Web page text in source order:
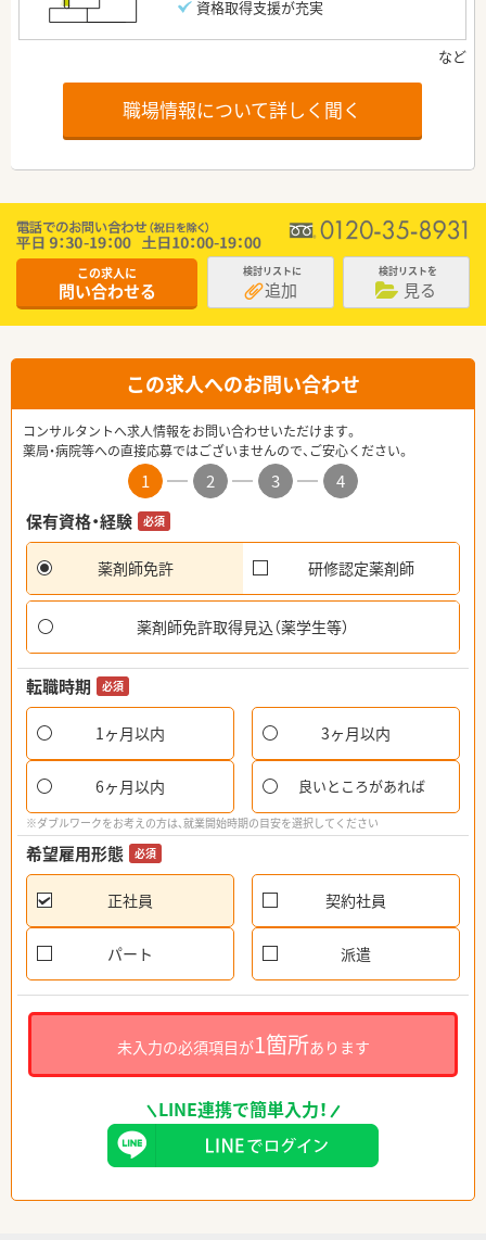
資格取得支援が充実
職場情報について詳しく聞く
この求人に
問い合わせる
検討リストに
追加
検討リストを
見る
この求人へのお問い合わせ
コンサルタントへ求人情報をお問い合わせいただけます。
薬局・病院等への直接応募ではございませんので、ご安心ください。
1 2 3
4
保有資格・経験
必須
薬剤師免許 研修認定薬剤師
薬剤師免許取得見込（薬学生等）
転職時期 必須
1ヶ月以内 3ヶ月以内
6ヶ月以内 良いところがあれば
※ダブルワークをお考えの方は、就業開始時期の目安を選択してください
希望雇用形態 必須
正社員 契約社員
パート 派遣
未入力の必須項目が1箇所あります
LINE連携で簡単入力！